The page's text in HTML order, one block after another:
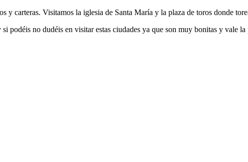
y carteras. Visitamos la iglesia de Santa María y la plaza de toros donde
podéis no dudéis en visitar estas ciudades ya que son muy bonitas y vale